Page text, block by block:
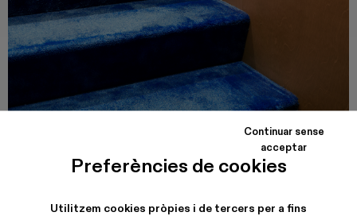
Preferències de cookies
Utilitzem cookies pròpies i de tercers per a fins
Continuar sense
acceptar
Carrer de Valencia, 249